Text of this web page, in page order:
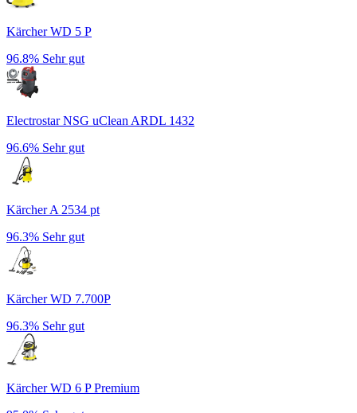
Kärcher WD 5 P
96.8% Sehr gut
Electrostar NSG uClean ARDL 1432
96.6% Sehr gut
Kärcher A 2534 pt
96.3% Sehr gut
Kärcher WD 7.700P
96.3% Sehr gut
Kärcher WD 6 P Premium